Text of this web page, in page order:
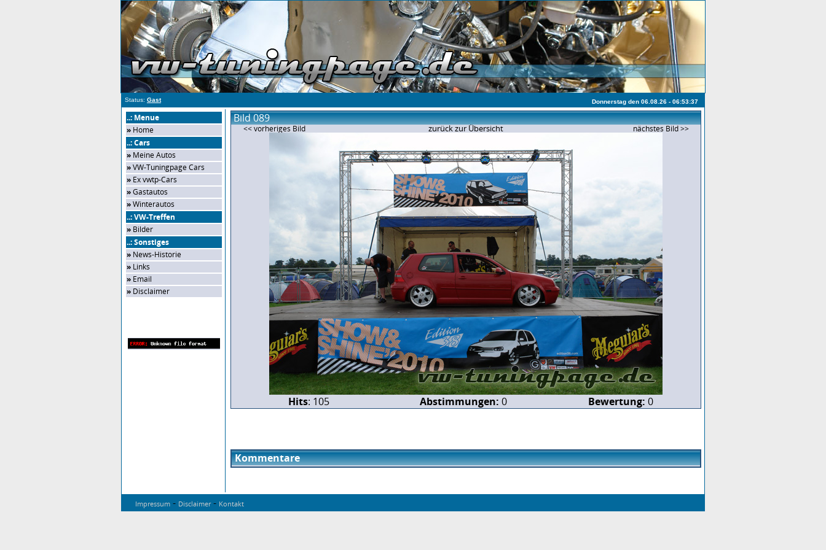
Status: Gast Donnerstag den 06.08.26 - 06:53:37
..: Menue
» Home
..: Cars
» Meine Autos
»VW-Tuningpage Cars
» Ex vwtp-Cars
»Gastautos
»Winterautos
..: VW-Treffen
» Bilder
..: Sonstiges
» News-Historie
» Links
» Email
» Disclaimer
Bild 089
<< vorheriges Bild zurück zur Übersicht nächstes Bild >>
Hits: 105 Abstimmungen: 0 Bewertung: 0
Kommentare
Impressum - Disclaimer- Kontakt